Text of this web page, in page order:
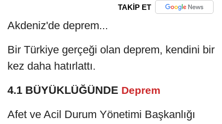
TAKİP ET
Akdeniz'de deprem...
Bir Türkiye gerçeği olan deprem, kendini bir
kez daha hatırlattı.
4.1 BÜYÜKLÜĞÜNDE Deprem
Afet ve Acil Durum Yönetimi Başkanlığı